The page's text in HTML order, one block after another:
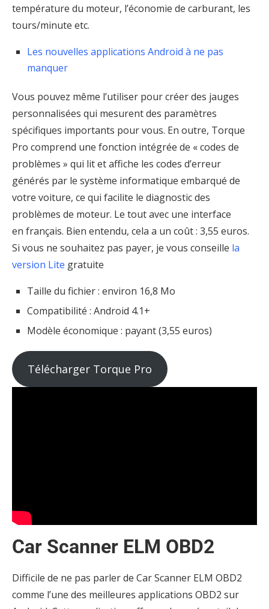
température du moteur, l’économie de carburant, les
tours/minute etc.
Les nouvelles applications Android à ne pas
manquer
Vous pouvez même l’utiliser pour créer des jauges
personnalisées qui mesurent des paramètres
spécifiques importants pour vous. En outre, Torque
Pro comprend une fonction intégrée de « codes de
problèmes » qui lit et affiche les codes d’erreur
générés par le système informatique embarqué de
votre voiture, ce qui facilite le diagnostic des
problèmes de moteur. Le tout avec une interface
en français. Bien entendu, cela a un coût : 3,55 euros.
Si vous ne souhaitez pas payer, je vous conseille la
version Lite gratuite
Taille du fichier : environ 16,8 Mo
Compatibilité : Android 4.1+
Modèle économique : payant (3,55 euros)
Télécharger Torque Pro
Car Scanner ELM OBD2
Difficile de ne pas parler de Car Scanner ELM OBD2
comme l’une des meilleures applications OBD2 sur